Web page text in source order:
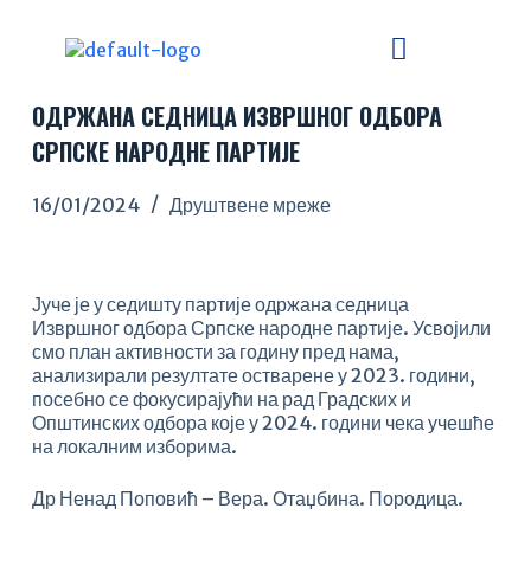
o
ОДРЖАНА СЕДНИЦА ИЗВРШНОГ ОДБОРА
СРПСКЕ НАРОДНЕ ПАРТИЈЕ
16/01/2024 Друштвене мреже
Јуче је у седишту партије одржана седница
Извршног одбора Српске народне партије. Усвојили
смо план активности за годину пред нама,
анализирали резултате остварене у 2023. години,
посебно се фокусирајући на рад Градских и
Општинских одбора које у 2024. години чека учешће
на локалним изборима.
Др Ненад Поповић – Вера. Отаџбина. Породица.